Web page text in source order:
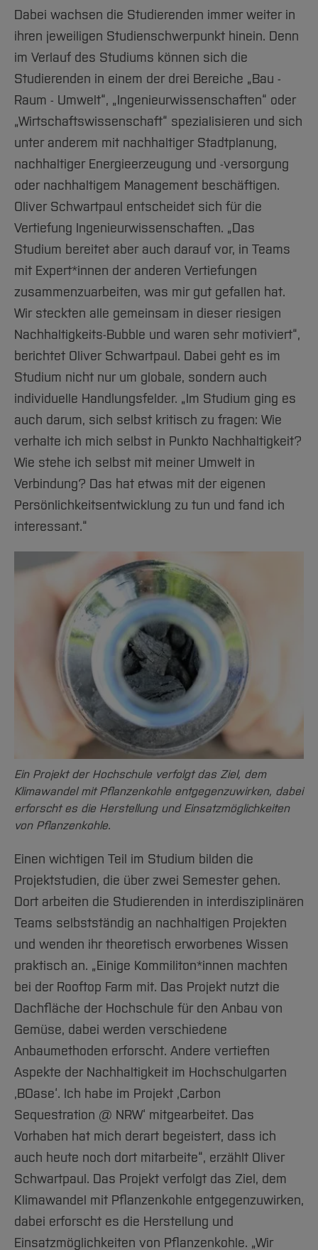
Dabei wachsen die Studierenden immer weiter in
ihren jeweiligen Studienschwerpunkt hinein. Denn
im Verlauf des Studiums können sich die
Studierenden in einem der drei Bereiche „Bau -
Raum - Umwelt“, „Ingenieurwissenschaften“ oder
„Wirtschaftswissenschaft“ spezialisieren und sich
unter anderem mit nachhaltiger Stadtplanung,
nachhaltiger Energieerzeugung und -versorgung
oder nachhaltigem Management beschäftigen.
Oliver Schwartpaul entscheidet sich für die
Vertiefung Ingenieurwissenschaften. „Das
Studium bereitet aber auch darauf vor, in Teams
mit Expert*innen der anderen Vertiefungen
zusammenzuarbeiten, was mir gut gefallen hat.
Wir steckten alle gemeinsam in dieser riesigen
Nachhaltigkeits-Bubble und waren sehr motiviert“,
berichtet Oliver Schwartpaul. Dabei geht es im
Studium nicht nur um globale, sondern auch
individuelle Handlungsfelder. „Im Studium ging es
auch darum, sich selbst kritisch zu fragen: Wie
verhalte ich mich selbst in Punkto Nachhaltigkeit?
Wie stehe ich selbst mit meiner Umwelt in
Verbindung? Das hat etwas mit der eigenen
Persönlichkeitsentwicklung zu tun und fand ich
interessant.“
Ein Projekt der Hochschule verfolgt das Ziel, dem
Klimawandel mit Pflanzenkohle entgegenzuwirken, dabei
erforscht es die Herstellung und Einsatzmöglichkeiten
von Pflanzenkohle.
Einen wichtigen Teil im Studium bilden die
Projektstudien, die über zwei Semester gehen.
Dort arbeiten die Studierenden in interdisziplinären
Teams selbstständig an nachhaltigen Projekten
und wenden ihr theoretisch erworbenes Wissen
praktisch an. „Einige Kommiliton*innen machten
bei der Rooftop Farm mit. Das Projekt nutzt die
Dachfläche der Hochschule für den Anbau von
Gemüse, dabei werden verschiedene
Anbaumethoden erforscht. Andere vertieften
Aspekte der Nachhaltigkeit im Hochschulgarten
‚BOase‘. Ich habe im Projekt ‚Carbon
Sequestration @ NRW‘ mitgearbeitet. Das
Vorhaben hat mich derart begeistert, dass ich
auch heute noch dort mitarbeite“, erzählt Oliver
Schwartpaul. Das Projekt verfolgt das Ziel, dem
Klimawandel mit Pflanzenkohle entgegenzuwirken,
dabei erforscht es die Herstellung und
Einsatzmöglichkeiten von Pflanzenkohle. „Wir